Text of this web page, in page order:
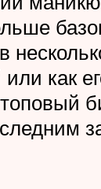
как